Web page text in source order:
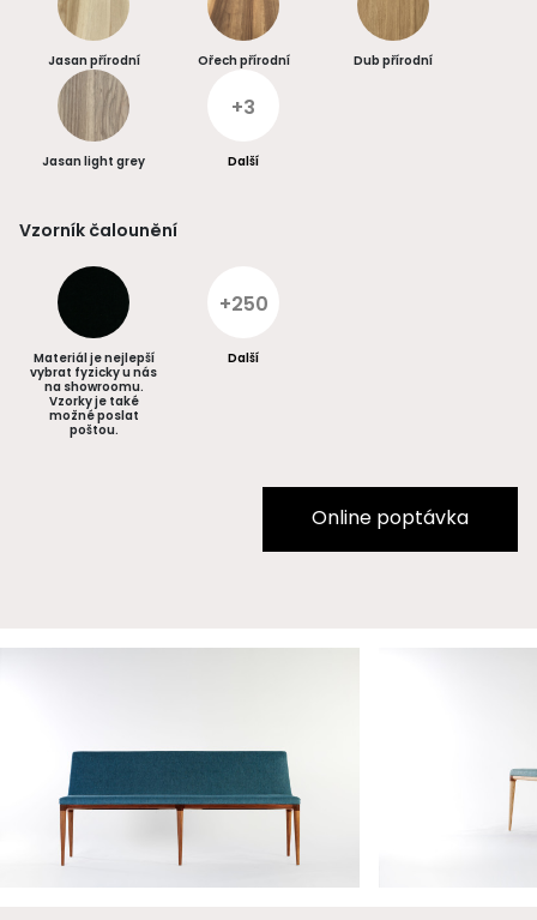
Jasan přírodní Ořech přírodní Dub přírodní
Jasan light grey
+3
Další
Vzorník čalounění
Materiál je nejlepší
vybrat fyzicky u nás
na showroomu.
Vzorky je také
možné poslat
poštou.
+250
Další
Online poptávka